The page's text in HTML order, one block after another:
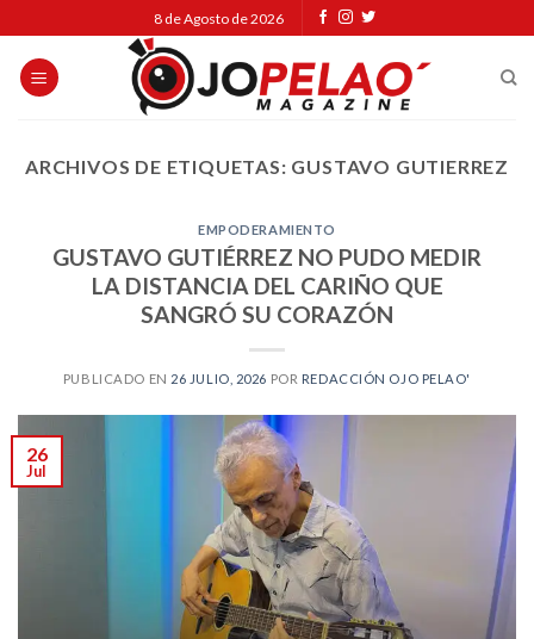
to
content
8 de Agosto de 2026
ARCHIVOS DE ETIQUETAS: GUSTAVO GUTIERREZ
EMPODERAMIENTO
GUSTAVO GUTIÉRREZ NO PUDO MEDIR
LA DISTANCIA DEL CARIÑO QUE
SANGRÓ SU CORAZÓN
PUBLICADO EN 26 JULIO, 2026 POR REDACCIÓN OJO PELAO'
26
Jul